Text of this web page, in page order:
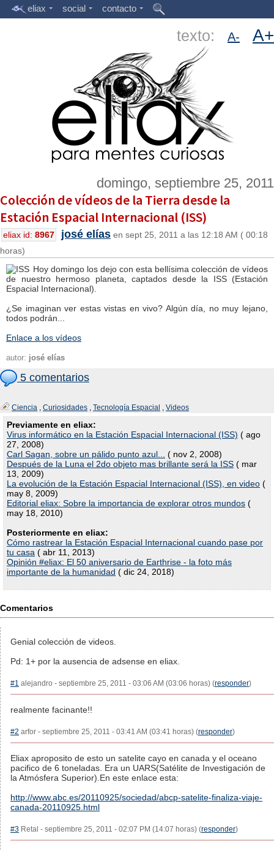
eliax social contacto
texto: A- A+
domingo, septiembre 25, 2011
Colección de vídeos de la Tierra desde la
Estación Espacial Internacional (ISS)
eliax id: 8967 josé elías en sept 25, 2011 a las 12:18 AM ( 00:18
horas)
Hoy domingo los dejo con esta bellísima colección de vídeos
de nuestro hermoso planeta, captados desde la ISS (Estación
Espacial Internacional).
¿Se imaginan ver estas vistas en vivo? Algún día, no muy lejano,
todos podrán...
Enlace a los vídeos
autor: josé elías
5 comentarios
Ciencia , Curiosidades , Tecnología Espacial , Videos
Previamente en eliax:
Virus informático en la Estación Espacial Internacional (ISS) ( ago
27, 2008)
Carl Sagan, sobre un pálido punto azul...
( nov 2, 2008)
Después de la Luna el 2do objeto mas brillante será la ISS ( mar
13, 2009)
La evolución de la Estación Espacial Internacional (ISS), en video (
may 8, 2009)
Editorial eliax: Sobre la importancia de explorar otros mundos (
may 18, 2010)
Posteriormente en eliax:
Cómo rastrear la Estación Espacial Internacional cuando pase por
tu casa ( abr 11, 2013)
Opinión #eliax: El 50 aniversario de Earthrise - la foto más
importante de la humanidad ( dic 24, 2018)
Comentarios
Genial colección de videos.
Pd: 1+ por la ausencia de adsense en eliax.
#1 alejandro - septiembre 25, 2011 - 03:06 AM (03:06 horas) (responder)
realmente facinante!!
#2 arfor - septiembre 25, 2011 - 03:41 AM (03:41 horas) (responder)
Eliax aproposito de esto un satelite cayo en canada y el oceano
pacifico de 6 toneladas. Era un UARS(Satélite de Investigación de
la Atmósfera Superior).En este enlace esta:
http://www.abc.es/20110925/sociedad/abcp-satelite-finaliza-viaje-
canada-20110925.html
#3 Retal - septiembre 25, 2011 - 02:07 PM (14:07 horas) (responder)